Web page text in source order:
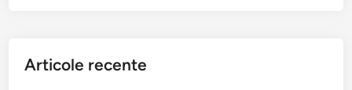
Articole recente